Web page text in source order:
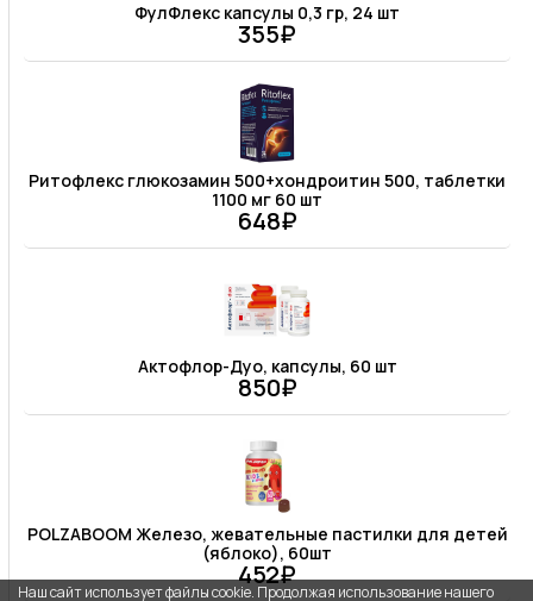
ФулФлекс капсулы 0,3 гр, 24 шт
355₽
Ритофлекс глюкозамин 500+хондроитин 500, таблетки
1100 мг 60 шт
648₽
Актофлор-Дуо, капсулы, 60 шт
850₽
POLZABOOM Железо, жевательные пастилки для детей
(яблоко), 60шт
452₽
Наш сайт использует файлы cookie. Продолжая использование нашего